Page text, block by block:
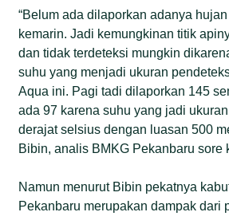
“Belum ada dilaporkan adanya
kemarin. Jadi kemungkinan titik
dan tidak terdeteksi mungkin
suhu yang menjadi ukuran
Aqua ini. Pagi tadi dilaporkan 145
ada 97 karena suhu yang jadi
derajat selsius dengan luasan 500
Bibin, analis BMKG Pekanbaru sore
Namun menurut Bibin pekatnya
Pekanbaru merupakan dampak dari